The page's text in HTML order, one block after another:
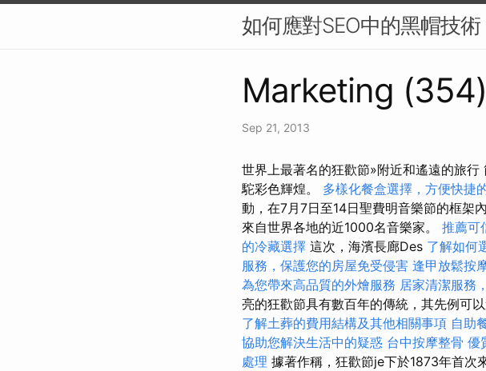
如何應對SEO中的黑帽技
Marketing (354)
Sep 21, 2013
世界上最著名的狂歡節»附近和遙遠的旅
駝彩色輝煌。 多樣化餐盒選擇，方便快捷
動，在7月7日至14日聖費明音樂節的框架
來自世界各地的近1000名音樂家。 推薦可
的冷藏選擇 這次，海濱長廊Des 了解如何
服務，保護您的房屋免受侵害 逢甲放鬆按
為您帶來高品質的外燴服務 居家清潔服務
亮的狂歡節具有數百年的傳統，其先例可
了解土葬的費用結構及其他相關事項 自助
協助您解決生活中的疑惑 台中按摩整骨 優
處理 據著作稱，狂歡節je下於1873年首次